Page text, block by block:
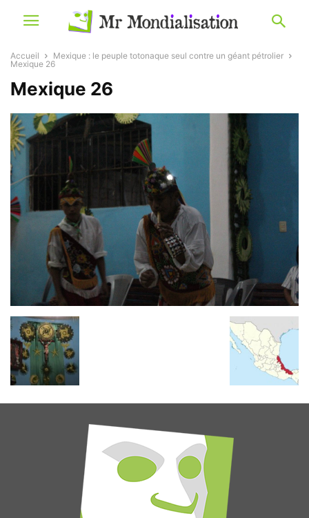
Accueil
Mexique : le peuple totonaque seul contre un géant pétrolier
Mexique 26
Mexique 26